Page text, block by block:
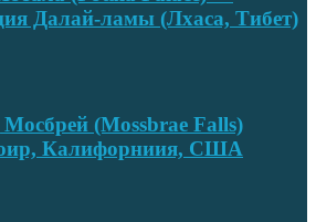
Далай-ламы (Лхаса, Тибет)
(Mossbrae Falls)
Калифорниия, США